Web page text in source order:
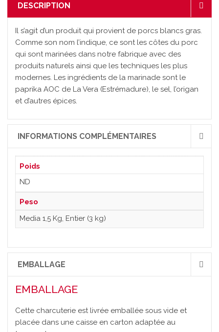
DESCRIPTION
Il s’agit d’un produit qui provient de porcs blancs gras.
Comme son nom l’indique, ce sont les côtes du porc
qui sont marinées dans notre fabrique avec des
produits naturels ainsi que les techniques les plus
modernes. Les ingrédients de la marinade sont le
paprika AOC de La Vera (Estrémadure), le sel, l’origan
et d’autres épices.
INFORMATIONS COMPLÉMENTAIRES
Poids
ND
Peso
Media 1,5 Kg, Entier (3 kg)
EMBALLAGE
EMBALLAGE
Cette charcuterie est livrée emballée sous vide et
placée dans une caisse en carton adaptée au